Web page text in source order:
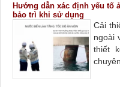
Hướng dẫn xác định yếu tố
bảo trì khi sử dụng
Cải
ngoài
thiết